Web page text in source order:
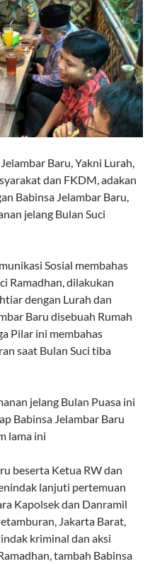
Baru, Yakni Lurah,
dan FKDM, adakan
Babinsa Jelambar Baru,
jelang Bulan Suci
Sosial membahas
Ramadhan, dilakukan
dengan Lurah dan
Baru disebuah Rumah
Pilar ini membahas
saat Bulan Suci tiba
jelang Bulan Puasa ini
Babinsa Jelambar Baru
lama ini
beserta Ketua RW dan
lanjuti pertemuan
Kapolsek dan Danramil
Jakarta Barat,
kriminal dan aksi
tambah Babinsa